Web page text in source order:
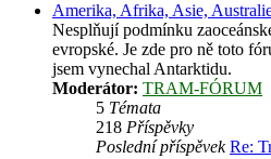
Amerika, Afrika, Asie,
Nesplňují podmínku
evropské. Je zde pro ně toto
jsem vynechal Antarktidu.
Moderátor: TRAM-FÓRUM
5 Témata
218 Příspěvky
Poslední příspěvek Re: